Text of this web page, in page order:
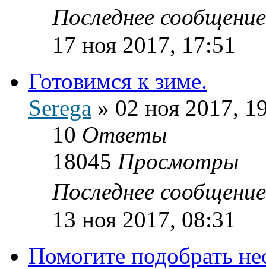
Последнее
17 ноя 2017, 17:51
Готовимся к зиме.
Serega » 02 ноя 2017,
10 Ответы
18045 Просмотры
Последнее
13 ноя 2017, 08:31
Помогите подобрать